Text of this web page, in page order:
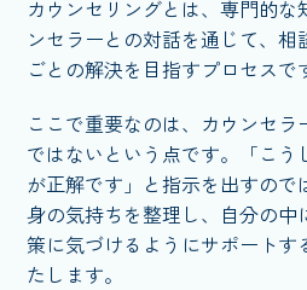
カウンセリングとは、専門的な
ンセラーとの対話を通じて、相
ごとの解決を目指すプロセスで
ここで重要なのは、カウンセラ
ではないという点です。「こ
が正解です」と指示を出すので
身の気持ちを整理し、自分の中
策に気づけるようにサポートす
たします。